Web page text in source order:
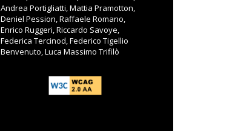
Andrea Portigliatti, Mattia Pramotton,
Deniel Pession, Raffaele Romano,
Enrico Ruggeri, Riccardo Savoye,
Federica Tercinod, Federico Tigellio
Benvenuto, Luca Massimo Trifilò